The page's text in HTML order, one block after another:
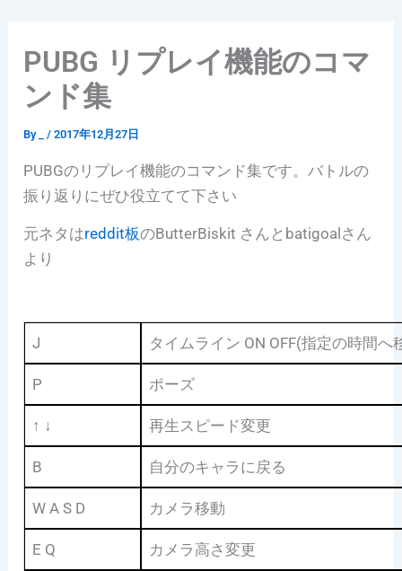
PUBG リプレイ機能のコマ
ンド集
By _/2017年12月27日
PUBGのリプレイ機能のコマンド集です。バトルの
振り返りにぜひ役立てて下さい
元ネタはreddit板のButterBiskit さんとbatigoalさん
より
J タイムライン ON OFF(指定の時間へ
P ポーズ
↑ ↓ 再生スピード変更
B 自分のキャラに戻る
W A S D カメラ移動
E Q カメラ高さ変更